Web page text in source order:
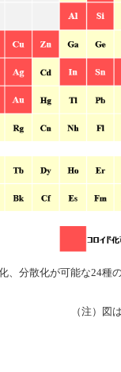
、分散化が可能な24種
（注）図